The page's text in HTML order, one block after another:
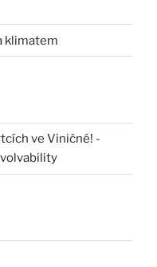
klimatem
ve Viničné! -